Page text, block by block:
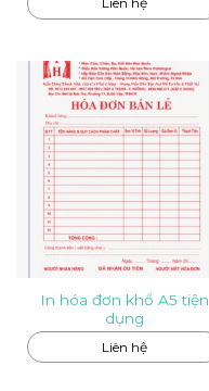
In hóa đơn khổ A5 tiện
dụng
Liên hệ